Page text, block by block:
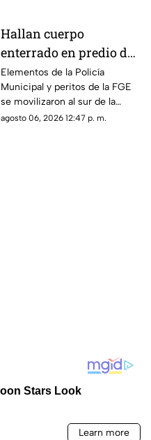
Hallan cuerpo
enterrado en predio de
la colonia División del
Norte en Chihuahua
Elementos de la Policía
Municipal y peritos de la FGE
se movilizaron al sur de la
capital tras el descubrimiento
agosto 06, 2026 12:47 p. m.